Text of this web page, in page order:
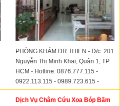
PHÒNG KHÁM DR.THIEN - Đ/c: 201
Nguyễn Thị Minh Khai, Quận 1, TP.
HCM - Hotline: 0876.777.115 -
0922.113.115 - 0989.723.615 -
0932.62.22.72
Dịch Vụ Châm Cứu Xoa Bóp Bấm